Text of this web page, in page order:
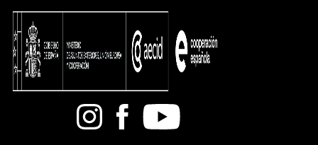
BandcampInstagramFacebook
Youtube